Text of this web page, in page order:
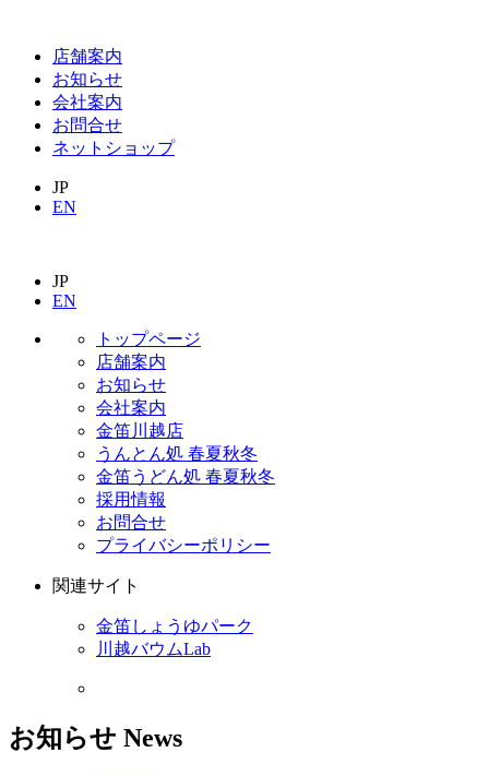
店舗案内
お知らせ
会社案内
お問合せ
ネットショップ
JP
EN
JP
EN
トップページ
店舗案内
お知らせ
会社案内
金笛川越店
うんとん処 春夏秋冬
金笛うどん処 春夏秋冬
採用情報
お問合せ
プライバシーポリシー
関連サイト
金笛しょうゆパーク
川越バウムLab
お知らせ News